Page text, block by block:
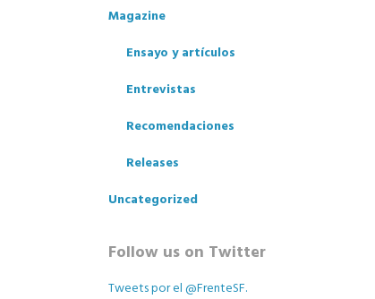
Magazine
Ensayo y artículos
Entrevistas
Recomendaciones
Releases
Uncategorized
Follow us on Twitter
Tweets por el @FrenteSF.